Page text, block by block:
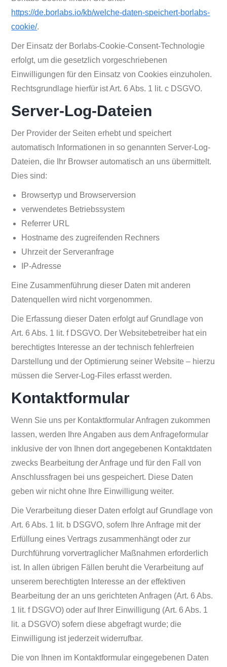
https://de.borlabs.io/kb/welche-daten-speichert-borlabs-
cookie/.
Der Einsatz der Borlabs-Cookie-Consent-Technologie
erfolgt, um die gesetzlich vorgeschriebenen
Einwilligungen für den Einsatz von Cookies einzuholen.
Rechtsgrundlage hierfür ist Art. 6 Abs. 1 lit. c DSGVO.
Server-Log-Dateien
Der Provider der Seiten erhebt und speichert
automatisch Informationen in so genannten Server-Log-
Dateien, die Ihr Browser automatisch an uns übermittelt.
Dies sind:
Browsertyp und Browserversion
verwendetes Betriebssystem
Referrer URL
Hostname des zugreifenden Rechners
Uhrzeit der Serveranfrage
IP-Adresse
Eine Zusammenführung dieser Daten mit anderen
Datenquellen wird nicht vorgenommen.
Die Erfassung dieser Daten erfolgt auf Grundlage von
Art. 6 Abs. 1 lit. f DSGVO. Der Websitebetreiber hat ein
berechtigtes Interesse an der technisch fehlerfreien
Darstellung und der Optimierung seiner Website – hierzu
müssen die Server-Log-Files erfasst werden.
Kontaktformular
Wenn Sie uns per Kontaktformular Anfragen zukommen
lassen, werden Ihre Angaben aus dem Anfrageformular
inklusive der von Ihnen dort angegebenen Kontaktdaten
zwecks Bearbeitung der Anfrage und für den Fall von
Anschlussfragen bei uns gespeichert. Diese Daten
geben wir nicht ohne Ihre Einwilligung weiter.
Die Verarbeitung dieser Daten erfolgt auf Grundlage von
Art. 6 Abs. 1 lit. b DSGVO, sofern Ihre Anfrage mit der
Erfüllung eines Vertrags zusammenhängt oder zur
Durchführung vorvertraglicher Maßnahmen erforderlich
ist. In allen übrigen Fällen beruht die Verarbeitung auf
unserem berechtigten Interesse an der effektiven
Bearbeitung der an uns gerichteten Anfragen (Art. 6 Abs.
1 lit. f DSGVO) oder auf Ihrer Einwilligung (Art. 6 Abs. 1
lit. a DSGVO) sofern diese abgefragt wurde; die
Einwilligung ist jederzeit widerrufbar.
Die von Ihnen im Kontaktformular eingegebenen Daten